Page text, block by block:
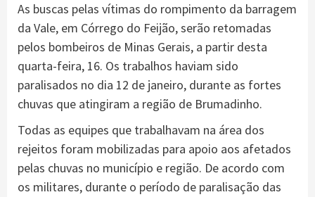
As buscas pelas vítimas do rompimento da barragem
da Vale, em Córrego do Feijão, serão retomadas
pelos bombeiros de Minas Gerais, a partir desta
quarta-feira, 16. Os trabalhos haviam sido
paralisados no dia 12 de janeiro, durante as fortes
chuvas que atingiram a região de Brumadinho.
Todas as equipes que trabalhavam na área dos
rejeitos foram mobilizadas para apoio aos afetados
pelas chuvas no município e região. De acordo com
os militares, durante o período de paralisação das